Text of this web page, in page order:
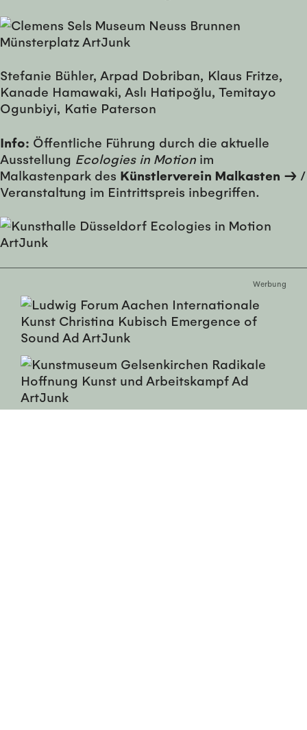
Stefanie Bühler, Arpad Dobriban, Klaus Fritze,
Kanade Hamawaki, Aslı Hatipoğlu, Temitayo
Ogunbiyi, Katie Paterson
Info: Öffentliche Führung durch die aktuelle
Ausstellung Ecologies in Motion im
Malkastenpark des Künstlerverein Malkasten → /
Veranstaltung im Eintrittspreis inbegriffen.
Werbung